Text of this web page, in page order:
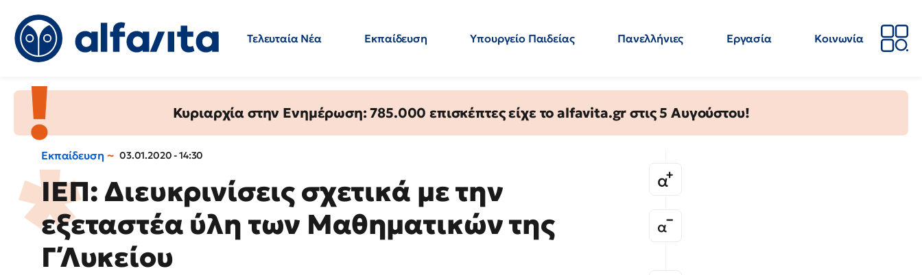
Τελευταία Νέα Εκπαίδευση Υπουργείο Παιδείας Πανελλήνιες Εργασία
Κοινωνία
Κυριαρχία στην Ενημέρωση: 785.000 επισκέπτες είχε το alfavita.gr στις 5 Αυγούστου!
Εκπαίδευση 03.01.2020 - 14:30
ΙΕΠ: Διευκρινίσεις σχετικά με την
εξεταστέα ύλη των Μαθηματικών της
Γ΄Λυκείου